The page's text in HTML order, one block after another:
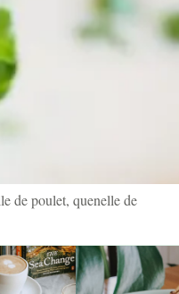
de poulet, quenelle de